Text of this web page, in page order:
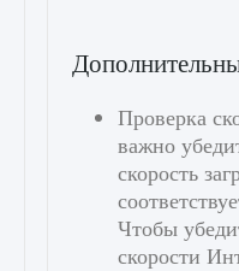
Проверка
важно
скорость
Чтобы
скорости